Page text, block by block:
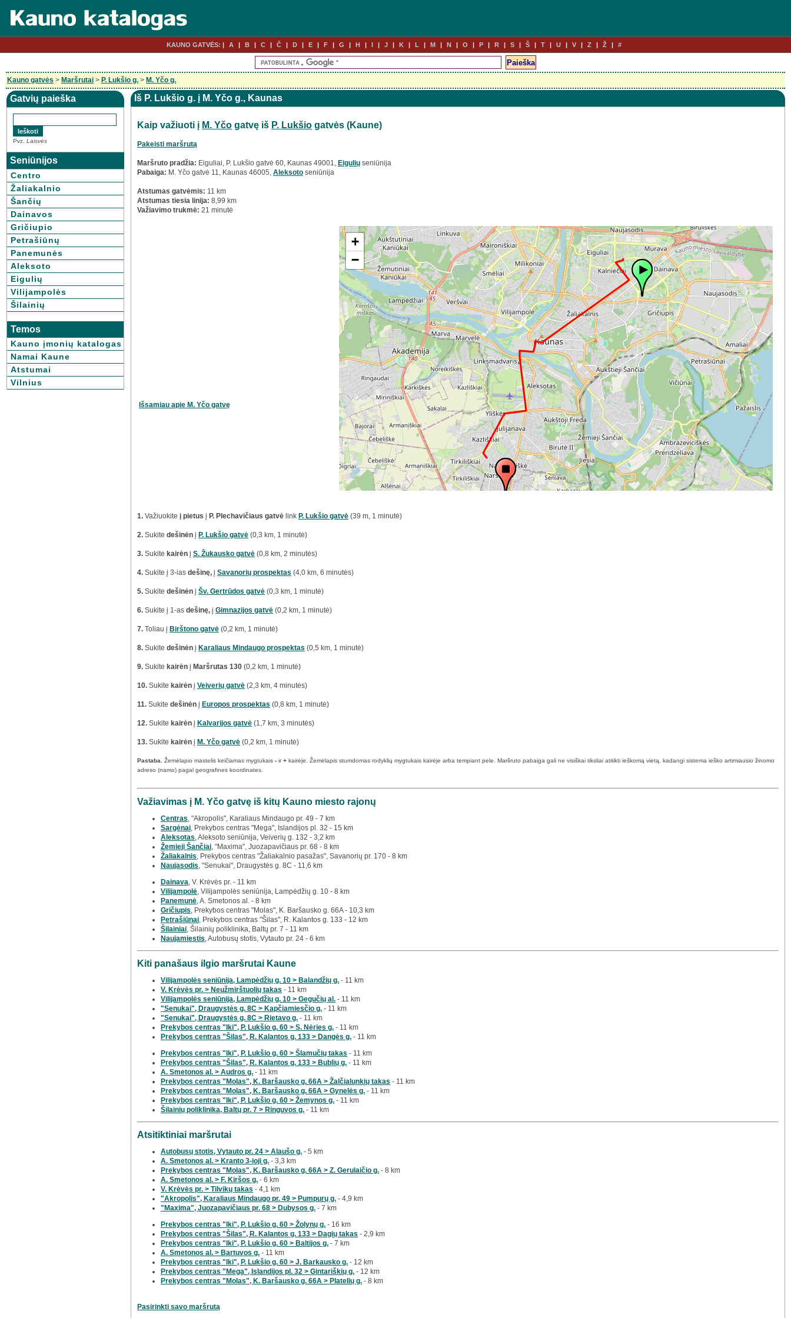
KAUNO GATVĖS: A B C Č D E F G H I J K L M N O P R S Š T U V Z Ž #
Kauno gatvės > Maršrutai > P. Lukšio g. > M. Yčo g.
Gatvių paieška
Pvz. Laisvės
Seniūnijos
Centro
Žaliakalnio
Šančių
Dainavos
Gričiupio
Petrašiūnų
Panemunės
Aleksoto
Eigulių
Vilijampolės
Šilainių
Temos
Kauno įmonių katalogas
Namai Kaune
Atstumai
Vilnius
Iš P. Lukšio g. į M. Yčo g., Kaunas
Kaip važiuoti į M. Yčo gatvę iš P. Lukšio gatvės (Kaune)
Pakeisti maršrutą
Maršruto pradžia: Eiguliai, P. Lukšio gatvė 60, Kaunas 49001, Eigulių seniūnija
Pabaiga: M. Yčo gatvė 11, Kaunas 46005, Aleksoto seniūnija
Atstumas gatvėmis: 11 km
Atstumas tiesia linija: 8,99 km
Važiavimo trukmė: 21 minutė
Išsamiau apie M. Yčo gatvę
+
−
1. Važiuokite į pietus į P. Plechavičiaus gatvė link P. Lukšio gatvė (39 m, 1 minutė)
2. Sukite dešinėn į P. Lukšio gatvė (0,3 km, 1 minutė)
3. Sukite kairėn į S. Žukausko gatvė (0,8 km, 2 minutės)
4. Sukite į 3-ias dešinę, į Savanorių prospektas (4,0 km, 6 minutės)
5. Sukite dešinėn į Šv. Gertrūdos gatvė (0,3 km, 1 minutė)
6. Sukite į 1-as dešinę, į Gimnazijos gatvė (0,2 km, 1 minutė)
7. Toliau į Birštono gatvė (0,2 km, 1 minutė)
8. Sukite dešinėn į Karaliaus Mindaugo prospektas (0,5 km, 1 minutė)
9. Sukite kairėn į Maršrutas 130 (0,2 km, 1 minutė)
10. Sukite kairėn į Veiverių gatvė (2,3 km, 4 minutės)
11. Sukite dešinėn į Europos prospektas (0,8 km, 1 minutė)
12. Sukite kairėn į Kalvarijos gatvė (1,7 km, 3 minutės)
13. Sukite kairėn į M. Yčo gatvė (0,2 km, 1 minutė)
Pastaba. Žemėlapio mastelis keičiamas mygtukais - ir+ kairėje. Žemėlapis stumdomas rodyklių mygtukais kairėje arba tempiant pele. Maršruto pabaiga gali ne visiškai tiksliai atitikti ieškomą vietą, kadangi sistema ieško artimiausio žinomo
adreso (namo) pagal geografines koordinates.
Važiavimas į M. Yčo gatvę iš kitų Kauno miesto rajonų
Centras , "Akropolis", Karaliaus Mindaugo pr. 49 - 7 km
Sargėnai , Prekybos centras "Mega", Islandijos pl. 32 - 15 km
Aleksotas , Aleksoto seniūnija, Veiverių g. 132 - 3,2 km
Žemieji Šančiai , "Maxima", Juozapavičiaus pr. 68 - 8 km
Žaliakalnis , Prekybos centras "Žaliakalnio pasažas", Savanorių pr. 170 - 8 km
Naujasodis , "Senukai", Draugystės g. 8C - 11,6 km
Dainava , V. Krėvės pr. - 11 km
Vilijampolė , Vilijampolės seniūnija, Lampėdžių g. 10 - 8 km
Panemunė , A. Smetonos al. - 8 km
Gričiupis , Prekybos centras "Molas", K. Baršausko g. 66A - 10,3 km
Petrašiūnai , Prekybos centras "Šilas", R. Kalantos g. 133 - 12 km
Šilainiai , Šilainių poliklinika, Baltų pr. 7 - 11 km
Naujamiestis , Autobusų stotis, Vytauto pr. 24 - 6 km
Kiti panašaus ilgio maršrutai Kaune
Vilijampolės seniūnija, Lampėdžių g. 10 > Balandžių g. - 11 km
V. Krėvės pr. > Neužmirštuolių takas - 11 km
Vilijampolės seniūnija, Lampėdžių g. 10 > Gegučių al. - 11 km
"Senukai", Draugystės g. 8C > Kapčiamiesčio g. - 11 km
"Senukai", Draugystės g. 8C > Rietavo g. - 11 km
Prekybos centras "Iki", P. Lukšio g. 60 > S. Nėries g. - 11 km
Prekybos centras "Šilas", R. Kalantos g. 133 > Dangės g. - 11 km
Prekybos centras "Iki", P. Lukšio g. 60 > Šlamučių takas - 11 km
Prekybos centras "Šilas", R. Kalantos g. 133 > Bublių g. - 11 km
A. Smetonos al. > Audros g. - 11 km
Prekybos centras "Molas", K. Baršausko g. 66A > Žalčialunkių takas - 11 km
Prekybos centras "Molas", K. Baršausko g. 66A > Gynelės g. - 11 km
Prekybos centras "Iki", P. Lukšio g. 60 > Žemynos g. - 11 km
Šilainių poliklinika, Baltų pr. 7 > Ringuvos g. - 11 km
Atsitiktiniai maršrutai
Autobusų stotis, Vytauto pr. 24 > Alaušo g. - 5 km
A. Smetonos al. > Kranto 3-ioji g. - 3,3 km
Prekybos centras "Molas", K. Baršausko g. 66A > Z. Gerulaičio g. - 8 km
A. Smetonos al. > F. Kiršos g. - 6 km
V. Krėvės pr. > Tilvikų takas - 4,1 km
"Akropolis", Karaliaus Mindaugo pr. 49 > Pumpurų g. - 4,9 km
"Maxima", Juozapavičiaus pr. 68 > Dubysos g. - 7 km
Prekybos centras "Iki", P. Lukšio g. 60 > Žolynų g. - 16 km
Prekybos centras "Šilas", R. Kalantos g. 133 > Dagių takas - 2,9 km
Prekybos centras "Iki", P. Lukšio g. 60 > Baltijos g. - 7 km
A. Smetonos al. > Bartuvos g. - 11 km
Prekybos centras "Iki", P. Lukšio g. 60 > J. Barkausko g. - 12 km
Prekybos centras "Mega", Islandijos pl. 32 > Gintariškių g. - 12 km
Prekybos centras "Molas", K. Baršausko g. 66A > Platelių g. - 8 km
Pasirinkti savo maršrutą